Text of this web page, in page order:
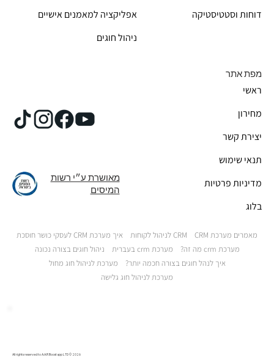
דוחות וסטטיסטיקה
אפליקציה למאמנים אישיים
ניהול חוגים
ראשי
מחירון
יצירת קשר
תנאי שימוש
מדיניות פרטיות
בלוג
מפת אתר
מאושרת ע״י רשות
המיסים
מאמרים מערכת CRM CRM לניהול לקוחות
איך מערכת CRM לעסקי כושר חוסכת
מערכת crm מה זה?
מערכת crm בעברית
ניהול חוגים בצורה נכונה
איך לנהל חוגים בצורה חכמה יותר?
מערכת לניהול חוג מחול
מערכת לניהול חוג גלישה
All rights reserved to A.A.R Boostapp LTD © 2026